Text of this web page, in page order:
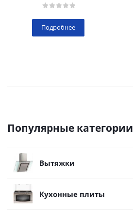
Подробнее
Популярные категории
Вытяжки
Кухонные плиты